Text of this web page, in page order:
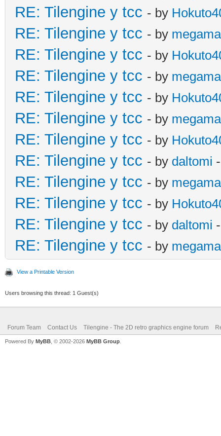
RE: Tilengine y tcc - by
RE: Tilengine y tcc - by
RE: Tilengine y tcc - by
RE: Tilengine y tcc - by
RE: Tilengine y tcc - by
RE: Tilengine y tcc - by
RE: Tilengine y tcc - by
RE: Tilengine y tcc - by daltomi
RE: Tilengine y tcc - by
RE: Tilengine y tcc - by
RE: Tilengine y tcc - by daltomi
RE: Tilengine y tcc - by
View a Printable Version
Users browsing this thread: 1 Guest(s)
Forum Team Contact Us Tilengine - The 2D retro graphics engine forum
Powered By MyBB , © 2002-2026 MyBB Group